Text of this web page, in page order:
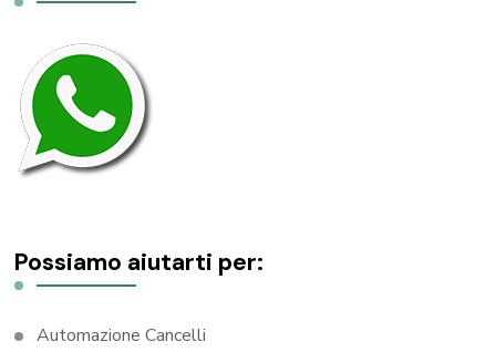
Possiamo aiutarti per:
Automazione Cancelli